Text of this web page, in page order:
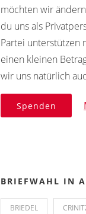
möchten wir
du uns als
Partei unterstützen
einen kleinen
wir uns natürlich
Spenden
BRIEFWAHL IN
BRIEDEL